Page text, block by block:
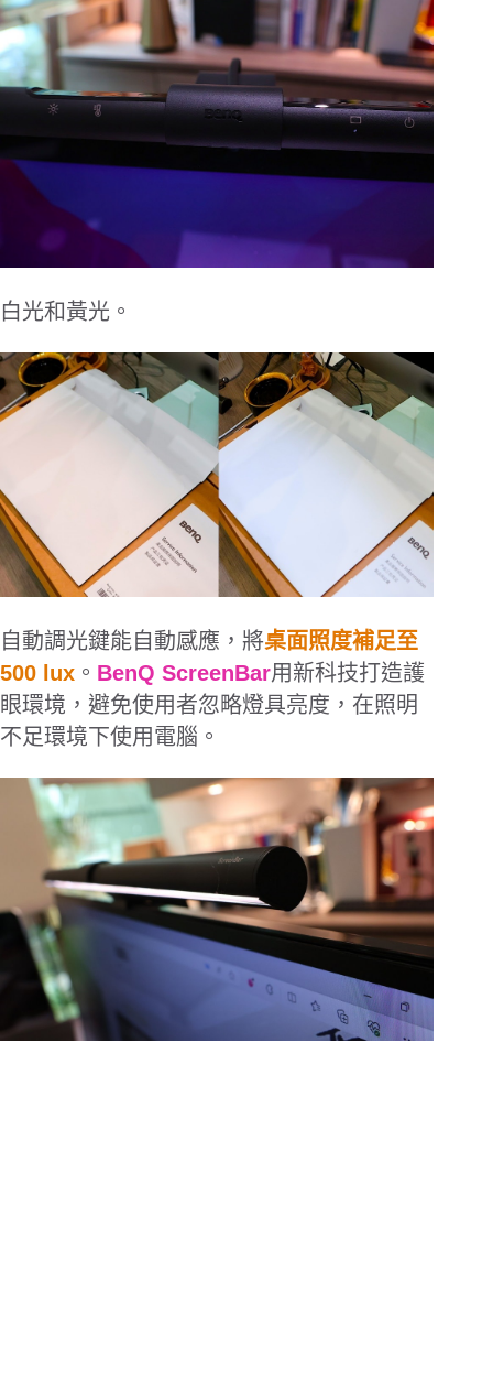
白光和黃光。
自動調光鍵能自動感應，將桌面照度補足至
500 lux 。 BenQ ScreenBar用新科技打造護
眼環境，避免使用者忽略燈具亮度，在照明
不足環境下使用電腦。